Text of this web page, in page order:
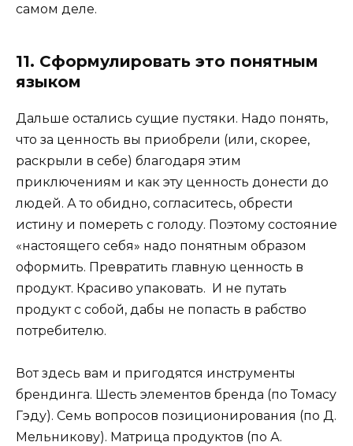
самом деле.
11. Сформулировать это понятным
языком
Дальше остались сущие пустяки. Надо понять,
что за ценность вы приобрели (или, скорее,
раскрыли в себе) благодаря этим
приключениям и как эту ценность донести до
людей. А то обидно, согласитесь, обрести
истину и помереть с голоду. Поэтому состояние
«настоящего себя» надо понятным образом
оформить. Превратить главную ценность в
продукт. Красиво упаковать. И не путать
продукт с собой, дабы не попасть в рабство
потребителю.
Вот здесь вам и пригодятся инструменты
брендинга. Шесть элементов бренда (по Томасу
Гэду). Семь вопросов позиционирования (по Д.
Мельникову). Матрица продуктов (по А.